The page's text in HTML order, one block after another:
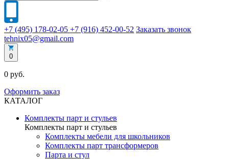
+7 (495) 178-02-05 +7 (916) 452-00-52 Заказать звонок
tehnix05@gmail.com
0
0 руб.
Оформить заказ
КАТАЛОГ
Комплекты парт и стульев
Комплекты парт и стульев
Комплекты мебели для школьников
Комплекты парт трансформеров
Парта и стул